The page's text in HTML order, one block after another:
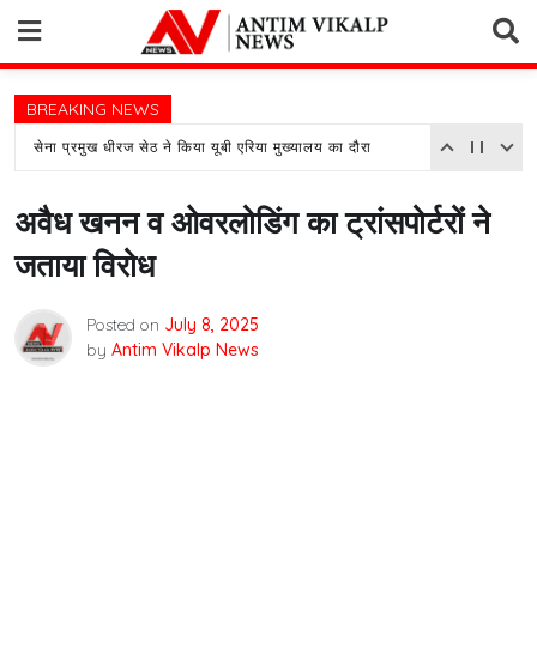
content
BREAKING NEWS
सेना प्रमुख धीरज सेठ ने किया यूबी एरिया मुख्यालय का दौरा
अवैध खनन व ओवरलोडिंग का ट्रांसपोर्टरों ने
जताया विरोध
Posted on July 8, 2025
by Antim Vikalp News